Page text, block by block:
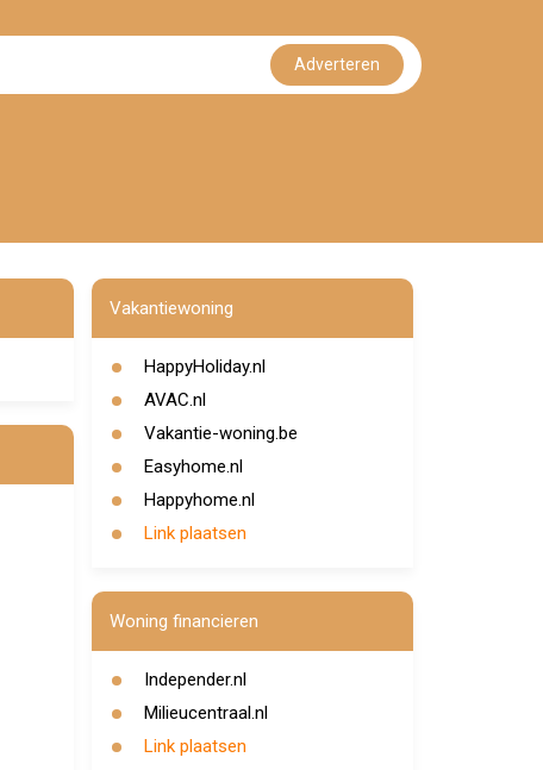
Adverteren
Vakantiewoning
HappyHoliday.nl
AVAC.nl
Vakantie-woning.be
Easyhome.nl
Happyhome.nl
Link plaatsen
Woning financieren
Independer.nl
Milieucentraal.nl
Link plaatsen